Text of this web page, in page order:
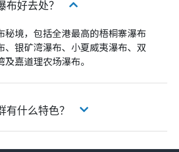
布好去处？
秘境，包括全港最高的梧桐寨瀑布
、银矿湾瀑布、小夏威夷瀑布、双
嘉道理农场瀑布。
有什么特色？